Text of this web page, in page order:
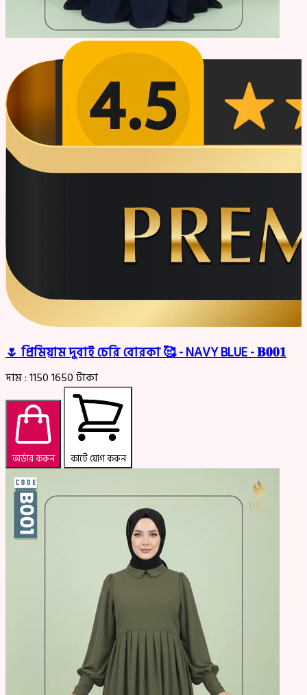
🌷 প্রিমিয়াম দুবাই চেরি বোরকা 🥰 - NAVY BLUE - 𝐁𝟎𝟎𝟏
দাম :11501650টাকা
অর্ডার করুন কার্টে যোগ করুন